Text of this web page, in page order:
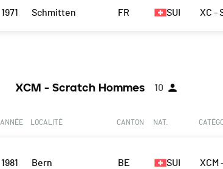
1971 Schmitten FR SUI XC -
XCM - Scratch Hommes 10
ANNÉE LOCALITÉ CANTON NAT.
1981 Bern BE SUI XCM